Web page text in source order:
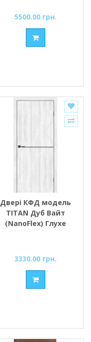
5500.00 грн.
Двері КФД модель
TITAN Дуб Вайт
(NanoFlex) Глухе
3330.00 грн.